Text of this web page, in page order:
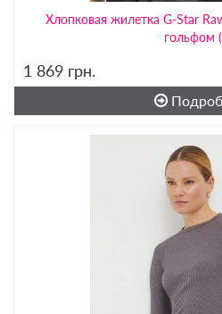
Хлопковая жилетка G-Star
гольфом
1 869 грн.